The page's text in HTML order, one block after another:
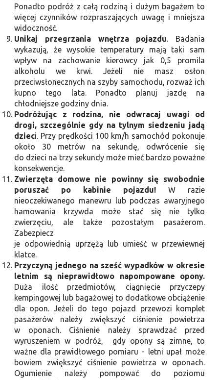
Ponadto podróż z całą rodziną i dużym bagażem to
więcej czynników rozpraszających uwagę i mniejsza
widoczność.
Unikaj przegrzania wnętrza pojazdu. Badania
wykazują, że wysokie temperatury mają taki sam
wpływ na zachowanie kierowcy jak 0,5 promila
alkoholu we krwi. Jeżeli nie masz osłon
przeciwsłonecznych na szyby samochodu, rozważ ich
kupno tego lata. Ponadto planuj jazdę na
chłodniejsze godziny dnia.
Podróżując z rodzina, nie odwracaj uwagi od
drogi, szczególnie gdy na tylnym siedzeniu jadą
dzieci. Przy prędkości 100 km/h samochód pokonuje
około 30 metrów na sekundę, odwrócenie się
do dzieci na trzy sekundy może mieć bardzo poważne
konsekwencje.
Zwierzęta domowe nie powinny się swobodnie
poruszać po kabinie pojazdu! W razie
nieoczekiwanego manewru lub podczas awaryjnego
hamowania krzywda może stać się nie tylko
zwierzęciu, ale także pozostałym pasażerom.
Zabezpiecz
je odpowiednią uprzężą lub umieść w przewiewnej
klatce.
Przyczyną jednego na sześć wypadków w okresie
letnim są nieprawidłowo napompowane opony.
Duża ilość przedmiotów, ciągnięcie przyczepy
kempingowej lub bagażowej to dodatkowe obciążenie
dla opon. Jeżeli do tego pojazd przewozi komplet
pasażerów należy zwiększyć ciśnienie powietrza
w oponach. Ciśnienie należy sprawdzać przed
wyruszeniem w podróż, gdy opony są zimne, to
ważne dla prawidłowego pomiaru - letni upał może
bowiem zwiększyć ciśnienie powietrza w oponach.
Ogumienie należy pompować do poziomu